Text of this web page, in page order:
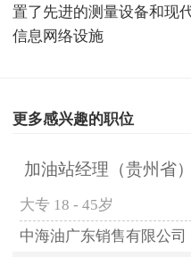
置了先进的测量设备和现
信息网络设施
更多感兴趣的职位
加油站经理（贵州省）
大专 18 - 45岁
中海油广东销售有限公司